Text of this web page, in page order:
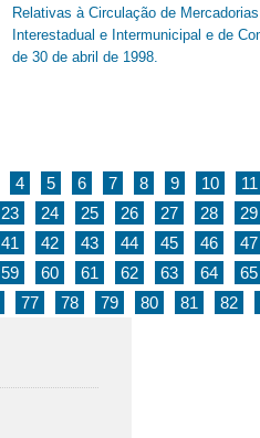
Relativas à Circulação de
Interestadual e Intermunicipal e de
de 30 de abril de 1998.
4 5 6 7 8 9 10 11
23 24 25 26 27 28 29
41 42 43 44 45 46 47
59 60 61 62 63 64 65
77 78 79 80 81 82